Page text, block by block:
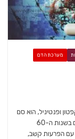
מערכת הדם
ופנטיניל, הוא סם
סינתטי ממשפחת האמפטמינים. תחילה שווק הסם בשנות ה-60
עם הפרעות קשב,